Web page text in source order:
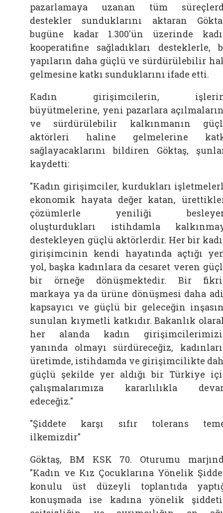
pazarlamaya uzanan tüm
destekler sunduklarını aktaran
bugüne kadar 1.300'ün üzerinde
kooperatifine sağladıkları desteklerle,
yapıların daha güçlü ve sürdürülebilir
gelmesine katkı sunduklarını ifade etti.
Kadın girişimcilerin,
büyütmelerine, yeni pazarlara
ve sürdürülebilir kalkınmanın
aktörleri haline gelmelerine
sağlayacaklarını bildiren Göktaş,
kaydetti:
"Kadın girişimciler, kurdukları
ekonomik hayata değer katan,
çözümlerle yeniliği
oluşturdukları istihdamla
destekleyen güçlü aktörlerdir. Her bir
girişimcinin kendi hayatında açtığı
yol, başka kadınlara da cesaret veren
bir örneğe dönüşmektedir. Bir
markaya ya da ürüne dönüşmesi daha
kapsayıcı ve güçlü bir geleceğin
sunulan kıymetli katkıdır. Bakanlık
her alanda kadın
yanında olmayı sürdüreceğiz,
üretimde, istihdamda ve girişimcilikte
güçlü şekilde yer aldığı bir Türkiye
çalışmalarımıza kararlılıkla
edeceğiz."
"Şiddete karşı sıfır tolerans
ilkemizdir"
Göktaş, BM KSK 70. Oturumu
"Kadın ve Kız Çocuklarına Yönelik
konulu üst düzeyli toplantıda
konuşmada ise kadına yönelik